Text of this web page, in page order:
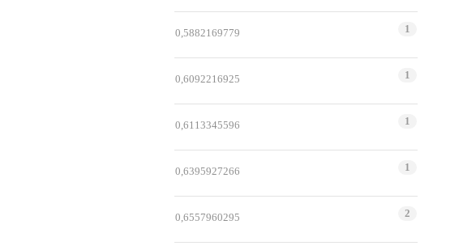
0,5882169779 1
0,6092216925 1
0,6113345596 1
0,6395927266 1
0,6557960295 2